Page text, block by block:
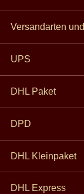
Versandarten
UPS
DHL Paket
DPD
DHL Kleinpaket
DHL Express